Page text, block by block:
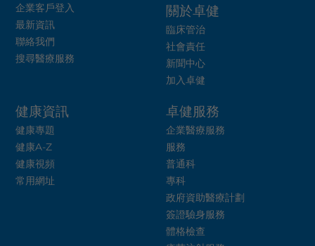
企業客戶登入
最新資訊
聯絡我們
搜尋醫療服務
關於卓健
臨床管治
社會責任
新聞中心
加入卓健
健康資訊
健康專題
健康A-Z
健康視頻
常用網址
卓健服務
企業醫療服務
服務
普通科
專科
政府資助醫療計劃
簽證驗身服務
體格檢查